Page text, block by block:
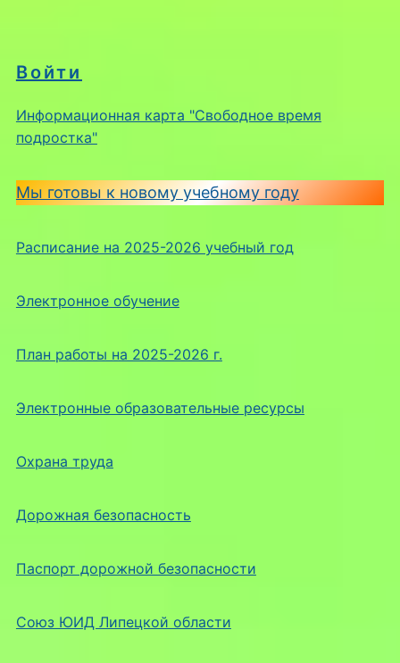
Войти
Информационная карта "Свободное время
подростка"
Мы готовы к новому учебному году
Расписание на 2025-2026 учебный год
Электронное обучение
План работы на 2025-2026 г.
Электронные образовательные ресурсы
Охрана труда
Дорожная безопасность
Паспорт дорожной безопасности
Союз ЮИД Липецкой области